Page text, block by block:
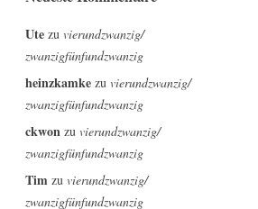
Ute zu vierundzwanzig/
zwanzigfünfundzwanzig
heinzkamke zu vierundzwanzig/
zwanzigfünfundzwanzig
ckwon zu vierundzwanzig/
zwanzigfünfundzwanzig
Tim zu vierundzwanzig/
zwanzigfünfundzwanzig